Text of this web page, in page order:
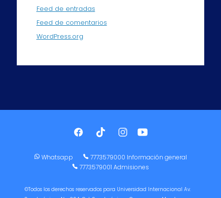
Feed de entradas
Feed de comentarios
WordPress.org
Whatsapp
7773579000 Información general
7773579001 Admisiones
©Todos los derechos reservados para Universidad Internacional Av.